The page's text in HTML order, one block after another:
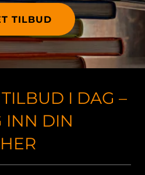
TILBUD
I DAG –
INN DIN